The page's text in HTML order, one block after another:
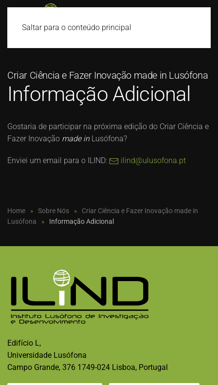
Saltar para o conteúdo principal
Criar Ciência e Fazer Inovação made in Lusófona
Informação Adicional
Gostaria de participar na próxima edição do Criar Ciência e
Fazer Inovação made inLusófona?
Enviei um email para o ILIND: ilind@ulusofona.pt
Home Sobre Nós
Criar Ciência e Fazer Inovação made in
Lusófona
Informação Adicional
Edifício L,
Universidade Lusófona
Campo Grande, 376 1749-024 Lisboa, Portugal